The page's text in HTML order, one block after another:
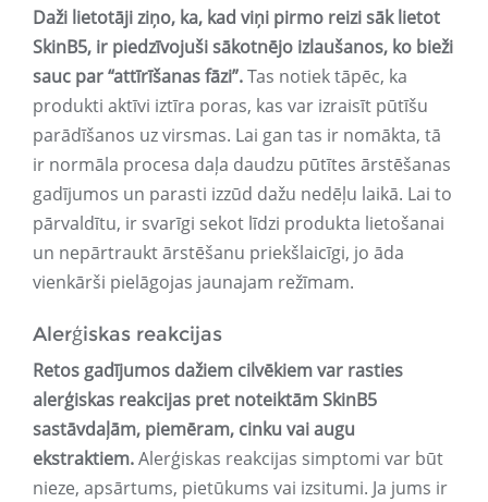
Daži lietotāji ziņo, ka, kad viņi pirmo reizi sāk lietot
SkinB5, ir piedzīvojuši sākotnējo izlaušanos, ko bieži
sauc par “attīrīšanas fāzi”.Tas notiek tāpēc, ka
produkti aktīvi iztīra poras, kas var izraisīt pūtīšu
parādīšanos uz virsmas. Lai gan tas ir nomākta, tā
ir normāla procesa daļa daudzu pūtītes ārstēšanas
gadījumos un parasti izzūd dažu nedēļu laikā. Lai to
pārvaldītu, ir svarīgi sekot līdzi produkta lietošanai
un nepārtraukt ārstēšanu priekšlaicīgi, jo āda
vienkārši pielāgojas jaunajam režīmam.
Alerģiskas reakcijas
Retos gadījumos dažiem cilvēkiem var rasties
alerģiskas reakcijas pret noteiktām SkinB5
sastāvdaļām, piemēram, cinku vai augu
ekstraktiem.Alerģiskas reakcijas simptomi var būt
nieze, apsārtums, pietūkums vai izsitumi. Ja jums ir